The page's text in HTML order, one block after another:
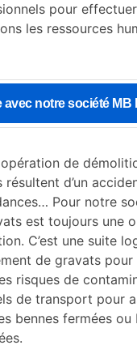
pour
les ressources
notre société MB
de
résultent d’un
Pour notre
est toujours une
C’est une suite
de gravats
risques de
de transport pour
bennes fermées